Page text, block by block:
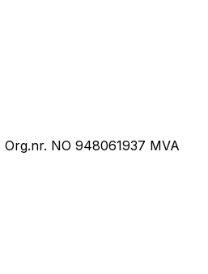
| Org.nr. NO 948061937 MVA